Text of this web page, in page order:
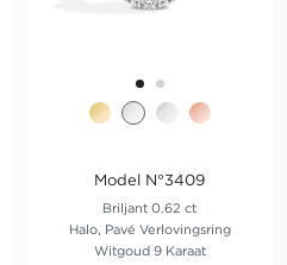
Model N°3409
Briljant 0.62 ct
Halo, Pavé Verlovingsring
Witgoud 9 Karaat